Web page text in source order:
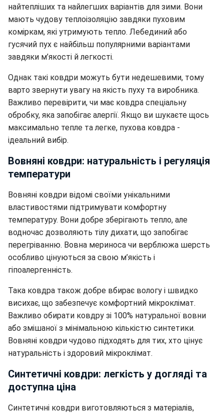
найтепліших та найлегших варіантів для зими. Вони
мають чудову теплоізоляцію завдяки пуховим
коміркам, які утримують тепло. Лебединий або
гусячий пух є найбільш популярними варіантами
завдяки м’якості й легкості.
Однак такі ковдри можуть бути недешевими, тому
варто звернути увагу на якість пуху та виробника.
Важливо перевірити, чи має ковдра спеціальну
обробку, яка запобігає алергії. Якщо ви шукаєте щось
максимально тепле та легке, пухова ковдра -
ідеальний вибір.
Вовняні ковдри: натуральність і регуляція
температури
Вовняні ковдри відомі своїми унікальними
властивостями підтримувати комфортну
температуру. Вони добре зберігають тепло, але
водночас дозволяють тілу дихати, що запобігає
перегріванню. Вовна мериноса чи верблюжа шерсть
особливо цінуються за свою м’якість і
гіпоалергенність.
Така ковдра також добре вбирає вологу і швидко
висихає, що забезпечує комфортний мікроклімат.
Важливо обирати ковдру зі 100% натуральної вовни
або змішаної з мінімальною кількістю синтетики.
Вовняні ковдри чудово підходять для тих, хто цінує
натуральність і здоровий мікроклімат.
Синтетичні ковдри: легкість у догляді та
доступна ціна
Синтетичні ковдри виготовляються з матеріалів,